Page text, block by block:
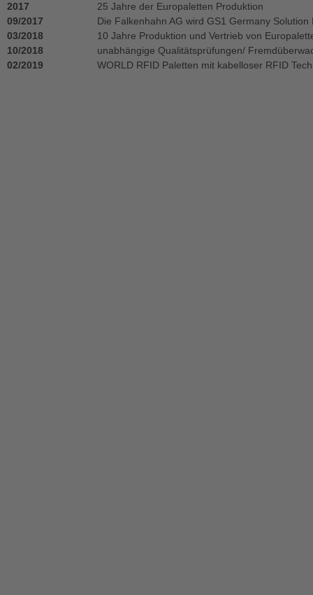
2017
25 Jahre der Europaletten Produktion
09/2017
Die Falkenhahn AG wird GS1 Germany Solution
03/2018
10 Jahre Produktion und Vertrieb von
10/2018
unabhängige Qualitätsprüfungen/
02/2019
WORLD RFID Paletten mit kabelloser RFID